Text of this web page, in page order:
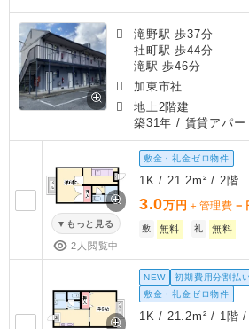
滝野駅 歩37分
社町駅 歩44分
滝駅 歩46分
加東市社
地上2階建
築31年 / 賃貸アパー
もっと見る
2人閲覧中
敷金・礼金ゼロ物件
1K / 21.2m² / 2階
3.0万円 ＋管理費 －
敷 無料 礼 無料
NEW
初期費用分割払
敷金・礼金ゼロ物件
1K / 21.2m² / 1階 /